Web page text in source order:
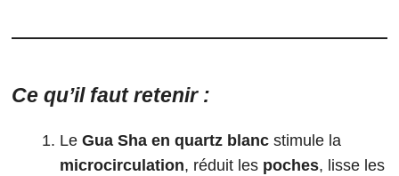
Ce qu’il faut retenir :
Le Gua Sha en quartz blanc stimule la
microcirculation, réduit les poches, lisse les